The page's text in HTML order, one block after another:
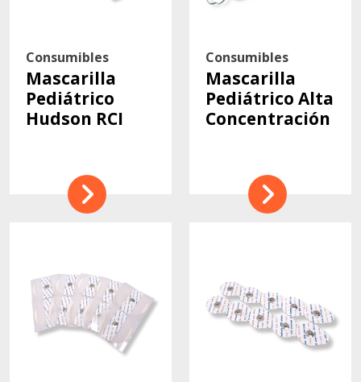
Consumibles
Mascarilla
Pediátrico
Hudson RCI
Consumibles
Mascarilla
Pediátrico Alta
Concentración